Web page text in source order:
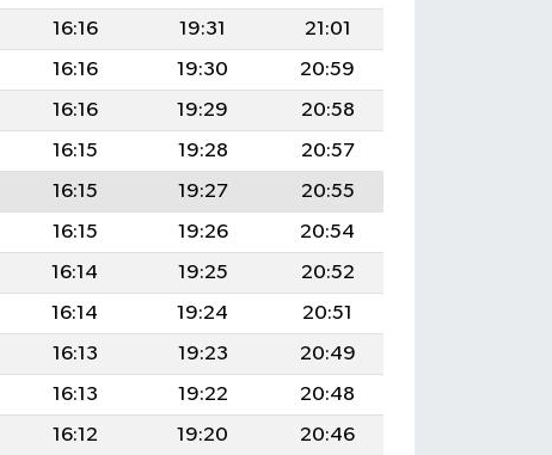
16:16 19:31
21:01
16:16 19:30
20:59
16:16 19:29
20:58
16:15 19:28
20:57
16:15 19:27
20:55
16:15 19:26
20:54
16:14 19:25
20:52
16:14 19:24
20:51
16:13 19:23
20:49
16:13 19:22
20:48
16:12 19:20
20:46